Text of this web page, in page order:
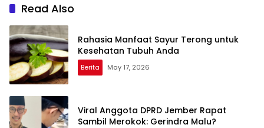
Read Also
Rahasia Manfaat Sayur Terong untuk
Kesehatan Tubuh Anda
Berita May 17, 2026
Viral Anggota DPRD Jember Rapat
Sambil Merokok: Gerindra Malu?